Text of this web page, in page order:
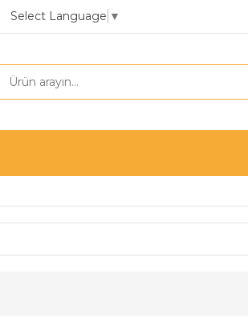
Select Language ▼